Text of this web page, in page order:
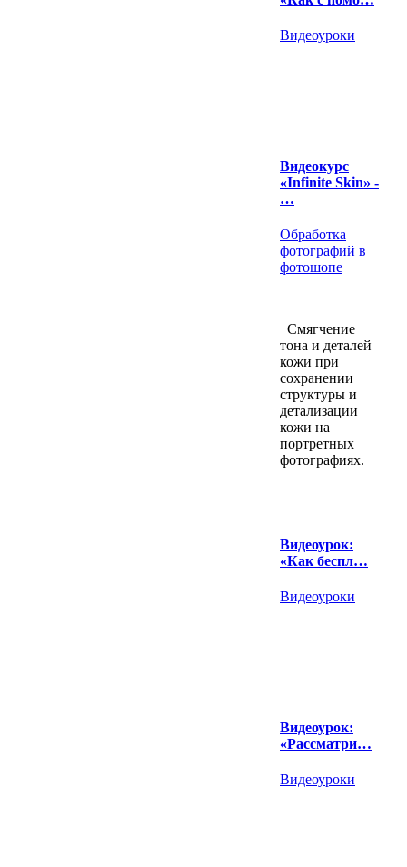
Видеоуроки
Видеокурс
«Infinite Skin» -
…
Обработка
фотографий в
фотошопе
Смягчение
тона и деталей
кожи при
сохранении
структуры и
детализации
кожи на
портретных
фотографиях.
Видеоурок:
«Как беспл…
Видеоуроки
Видеоурок:
«Рассматри…
Видеоуроки